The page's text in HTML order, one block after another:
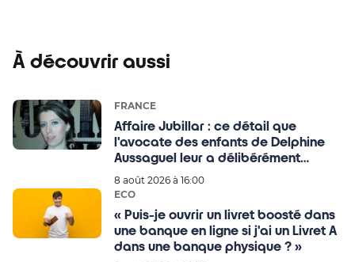
À découvrir aussi
FRANCE
Affaire Jubillar : ce détail que
l'avocate des enfants de Delphine
Aussaguel leur a délibérément
caché pour leur bien !
8 août 2026 à 16:00
ECO
« Puis-je ouvrir un livret boosté dans
une banque en ligne si j'ai un Livret A
dans une banque physique ? »